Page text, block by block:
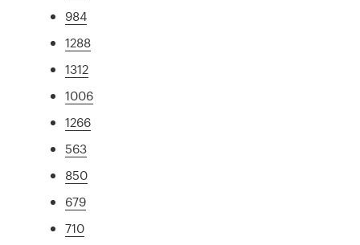
984
1288
1312
1006
1266
563
850
679
710